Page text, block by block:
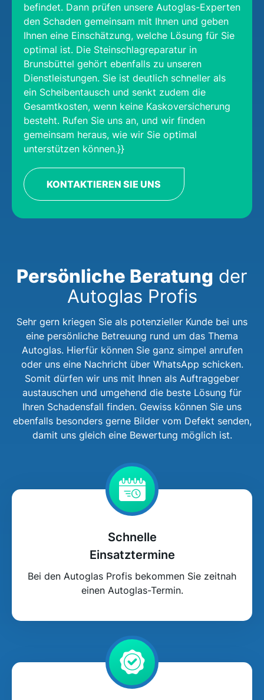
befindet. Dann prüfen unsere Autoglas-Experten
den Schaden gemeinsam mit Ihnen und geben
Ihnen eine Einschätzung, welche Lösung für Sie
optimal ist. Die Steinschlagreparatur in
Brunsbüttel gehört ebenfalls zu unseren
Dienstleistungen. Sie ist deutlich schneller als
ein Scheibentausch und senkt zudem die
Gesamtkosten, wenn keine Kaskoversicherung
besteht. Rufen Sie uns an, und wir finden
gemeinsam heraus, wie wir Sie optimal
unterstützen können.}}
KONTAKTIEREN SIE UNS
Persönliche Beratung der
Autoglas Profis
Sehr gern kriegen Sie als potenzieller Kunde bei uns
eine persönliche Betreuung rund um das Thema
Autoglas. Hierfür können Sie ganz simpel anrufen
oder uns eine Nachricht über WhatsApp schicken.
Somit dürfen wir uns mit Ihnen als Auftraggeber
austauschen und umgehend die beste Lösung für
Ihren Schadensfall finden. Gewiss können Sie uns
ebenfalls besonders gerne Bilder vom Defekt senden,
damit uns gleich eine Bewertung möglich ist.
Schnelle
Einsatztermine
Bei den Autoglas Profis bekommen Sie zeitnah
einen Autoglas-Termin.